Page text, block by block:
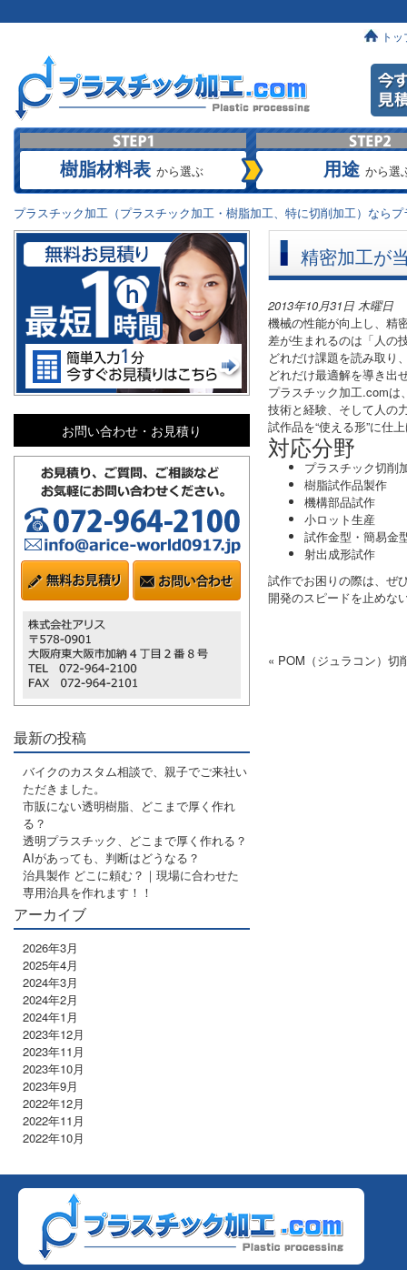
トッ
樹脂材料表 から選ぶ 用途 から選
プラスチック加工（プラスチック加工・樹脂加工、特に切削加工）なら
精密加工が
2013年10月31日 木曜日
機械の性能が向上し、精
差が生まれるのは「人の
どれだけ課題を読み取り
どれだけ最適解を導き出
プラスチック加工.comは
技術と経験、そして人の
試作品を“使える形”に仕
対応分野
プラスチック切削
樹脂試作品製作
機構部品試作
小ロット生産
試作金型・簡易金
射出成形試作
試作でお困りの際は、ぜ
開発のスピードを止めな
« POM（ジュラコン）切
お問い合わせ・お見積り
最新の投稿
バイクのカスタム相談で、親子でご来社い
ただきました。
市販にない透明樹脂、どこまで厚く作れ
る？
透明プラスチック、どこまで厚く作れる？
AIがあっても、判断はどうなる？
治具製作 どこに頼む？｜現場に合わせた
専用治具を作れます！！
アーカイブ
2026年3月
2025年4月
2024年3月
2024年2月
2024年1月
2023年12月
2023年11月
2023年10月
2023年9月
2022年12月
2022年11月
2022年10月